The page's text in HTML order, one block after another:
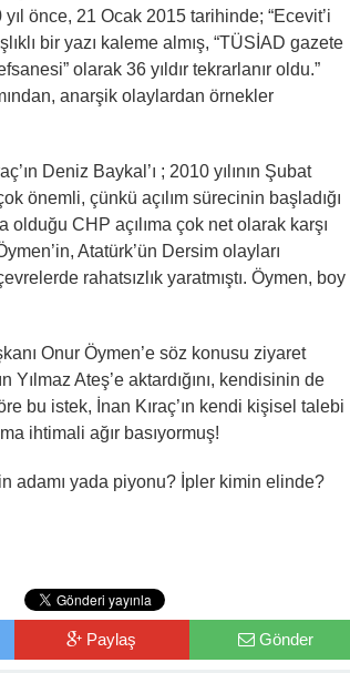
önce, 21 Ocak 2015 tarihinde; “Ecevit’i
bir yazı kaleme almış, “TÜSİAD gazete
olarak 36 yıldır tekrarlanır oldu.”
anarşik olaylardan örnekler
Deniz Baykal’ı ; 2010 yılının Şubat
önemli, çünkü açılım sürecinin başladığı
CHP açılıma çok net olarak karşı
Atatürk’ün Dersim olayları
rahatsızlık yaratmıştı. Öymen, boy
Onur Öymen’e söz konusu ziyaret
Yılmaz Ateş’e aktardığını, kendisinin de
bu istek, İnan Kıraç’ın kendi kişisel talebi
ihtimali ağır basıyormuş!
adamı yada piyonu? İpler kimin elinde?
Paylaş Gönder